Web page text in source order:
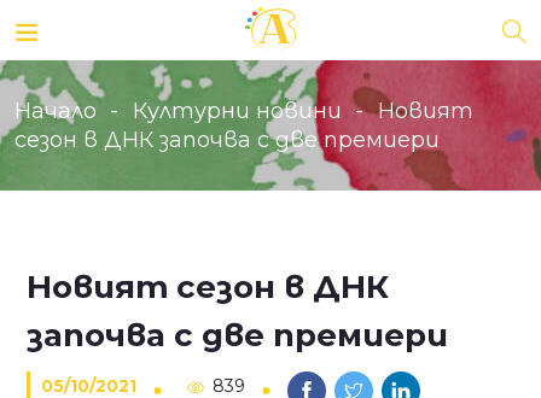
Начало Културни новини
Новият
сезон в ДНК започва с две премиери
Новият сезон в ДНК
започва с две премиери
05/10/2021 839